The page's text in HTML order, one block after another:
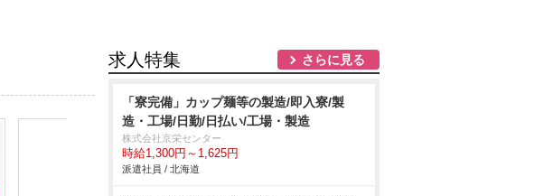
求人特集 さらに見る
「寮完備」カップ麺等の製造/即入寮/製
造・工場/日勤/日払い/工場・製造
株式会社京栄センター
時給1,300円～1,625円
派遣社員 / 北海道